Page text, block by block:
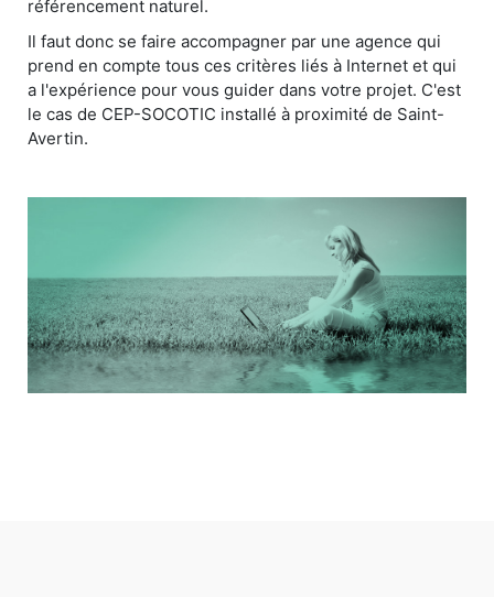
référencement naturel.
Il faut donc se faire accompagner par une agence qui
prend en compte tous ces critères liés à Internet et qui
a l'expérience pour vous guider dans votre projet. C'est
le cas de CEP-SOCOTIC installé à proximité de Saint-
Avertin.